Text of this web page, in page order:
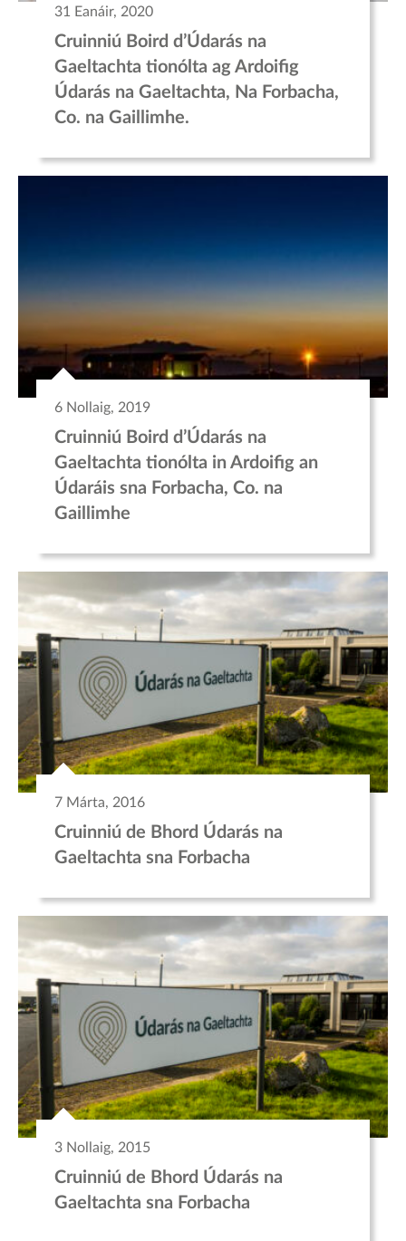
31 Eanáir, 2020
Cruinniú Boird d’Údarás na
Gaeltachta tionólta ag Ardoifig
Údarás na Gaeltachta, Na Forbacha,
Co. na Gaillimhe.
6 Nollaig, 2019
Cruinniú Boird d’Údarás na
Gaeltachta tionólta in Ardoifig an
Údaráis sna Forbacha, Co. na
Gaillimhe
7 Márta, 2016
Cruinniú de Bhord Údarás na
Gaeltachta sna Forbacha
3 Nollaig, 2015
Cruinniú de Bhord Údarás na
Gaeltachta sna Forbacha